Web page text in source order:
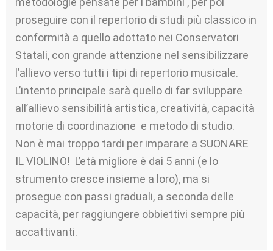
proseguire con il repertorio di studi più classico in
conformità a quello adottato nei Conservatori
Statali, con grande attenzione nel sensibilizzare
l’allievo verso tutti i tipi di repertorio musicale.
L’intento principale sarà quello di far sviluppare
all’allievo sensibilità artistica, creatività, capacità
motorie di coordinazione e metodo di studio.
Non è mai troppo tardi per imparare a SUONARE
IL VIOLINO! L’età migliore è dai 5 anni (e lo
strumento cresce insieme a loro), ma si
prosegue con passi graduali, a seconda delle
capacità, per raggiungere obbiettivi sempre più
accattivanti.